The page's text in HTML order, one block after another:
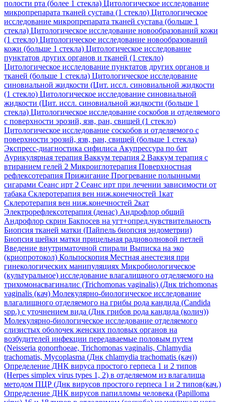
полости рта (более 1 стекла) Цитологическое исследование
микропрепарата тканей сустава (1 стекло) Цитологическое
исследование микропрепарата тканей сустава (больше 1
стекла) Цитологическое исследование новообразований кожи
(1 стекло) Цитологическое исследование новообразований
кожи (больше 1 стекла) Цитологическое исследование
пунктатов других органов и тканей (1 стекло)
Цитологическое исследование пунктатов других органов и
тканей (больше 1 стекла) Цитологическое исследование
синовиальной жидкости (Цит. иссл. синовиальной жидкости
(1 стекло) Цитологическое исследование синовиальной
жидкости (Цит. иссл. синовиальной жидкости (больше 1
стекла) Цитологическое исследование соскобов и отделяемого
с поверхности эрозий, язв, ран, свищей (1 стекло)
Цитологическое исследование соскобов и отделяемого с
поверхности эрозий, язв, ран, свищей (больше 1 стекла)
Экспресс-диагностика сифилиса Акупрессура по бат
Аурикулярная терапия Ваккум терапия 2 Ваккум терапия с
втиранием гелей 2 Микроиглотерапия Поверхностная
рефлексотерапия Прижигание Прогревание полынными
сигарами Сеанс ирт 2 Сеанс ирт при лечении зависимости от
табака Склеротерапия вен ниж.конечностей 1кат
Склеротерапия вен ниж.конечностей 2кат
Электрорефлексотерапия (денас) Андрофлор общий
Андрофлор скрин Бакпосев на угт+опред.чувствительность
Биопсия тканей матки (Пайпель биопсия эндометрии)
Биопсия шейки матки прицельная радиоволновой петлей
Введение внутриматочной спирали Выписка на эко
(криопротокол) Кольпоскопия Местная анестезия при
гинекологических манипуляциях Микробиологическое
(культуральное) исследование влагалищного отделяемого на
трихомонасвагиналис (Trichomonas vaginalis) (Днк trichomonas
vaginalis (кач) Молекулярно-биологическое исследование
влагалищного отделяемого на грибы рода кандида (Candida
spp.) с уточнением вида (Днк грибов рода кандида (колич))
Молекулярно-биологическое исследование отделяемого
слизистых оболочек женских половых органов на
возбудителей инфекции передаваемые половым путем
(Neisseria gonorrhoeae, Trichomonas vaginalis, Chlamydia
trachomatis, Mycoplasma (Днк chlamydia trachomatis (кач))
Определение ДНК вируса простого герпеса 1 и 2 типов
(Herpes simplex virus types 1, 2) в отделяемом из влагалища
методом ПЦР (Днк вирусов простого герпеса 1 и 2 типов(кач.)
Определение ДНК вирусов папилломы человека (Papilloma